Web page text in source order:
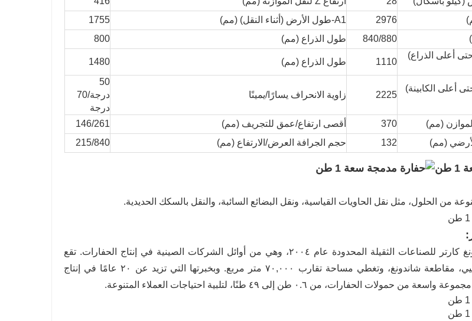
2976 A1-طول الأرض (أثناء النقل) (مم)
1755
840/880 طول الذراع (مم)
800
أعلى الذراع)
1110 طول الذراع (مم) 1480
أعلى الكابينة)
2225 زاوية الانحراف يسارًا/يمينًا
50
درجة/70
درجة
(مم)
370 أقصى ارتفاع/عمق للتجريف (مم)
146/261
(مم)
132 حجم الجرافة العرض/الارتفاع (مم) 215/840
من الحلول، مثل نقل الحاويات القياسية، ونقل البضائع السائبة، والنقل بالسكك الحديدية.
تأسست شركة شاندونغ كارتر للصناعات الثقيلة المحدودة عام ٢٠٠٤، وهي من أوائل الشركات الصينية في إنتاج الحفارات. تقع
الشركة في مدينة لينيي، مقاطعة شاندونغ، وتغطي مساحة تقارب ٧٠,٠٠٠ متر مربع. وبخبرتها التي تزيد عن ٢٠ عامًا في إنتاج
الحفارات، من ٠.٦ طن إلى ٤٩ طنًا، لتلبية احتياجات العملاء المتنوعة.